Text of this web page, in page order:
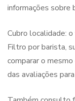
informações sobre
Cubro localidade:
Filtro por barista,
comparar o
das avaliações